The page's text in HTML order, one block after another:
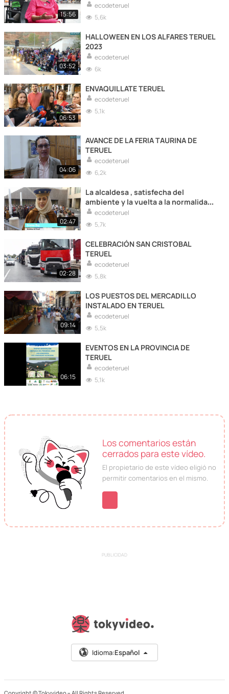
Los comentarios están
cerrados para este vídeo.
El propietario de este vídeo eligió no
permitir comentarios en el mismo.
15:56
ecodeteruel
5,6k
03:52
HALLOWEEN EN LOS ALFARES TERUEL
2023
ecodeteruel
6k
06:53
ENVAQUILLATE TERUEL
ecodeteruel
5,1k
04:06
AVANCE DE LA FERIA TAURINA DE
TERUEL
ecodeteruel
6,2k
02:47
La alcaldesa , satisfecha del
ambiente y la vuelta a la normalidad
en Las Bodas
ecodeteruel
5,7k
02:28
CELEBRACIÓN SAN CRISTOBAL
TERUEL
ecodeteruel
5,8k
09:14
LOS PUESTOS DEL MERCADILLO
INSTALADO EN TERUEL
ecodeteruel
5,5k
06:15
EVENTOS EN LA PROVINCIA DE
TERUEL
ecodeteruel
5,1k
PUBLICIDAD
Idioma:Español